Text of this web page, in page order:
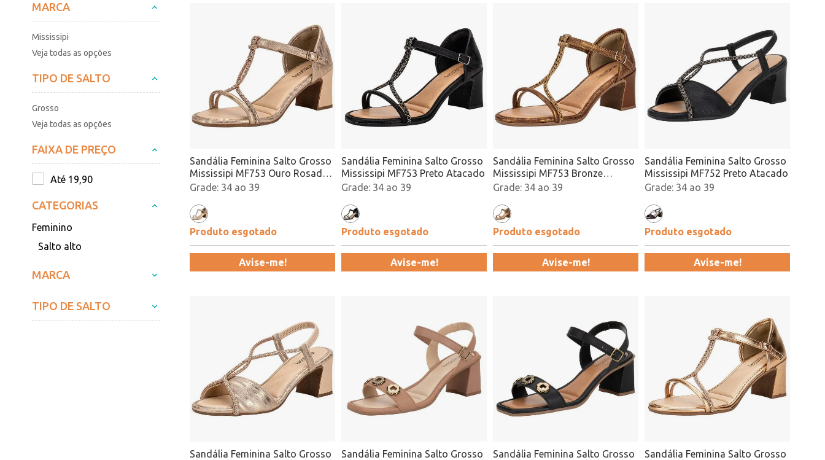
MARCA
Mississipi
Veja todas as opções
TIPO DE SALTO
Grosso
Veja todas as opções
FAIXA DE PREÇO
Até 19,90
CATEGORIAS
Feminino
Salto alto
MARCA
TIPO DE SALTO
Sandália Feminina Salto Grosso
Mississipi MF753 Ouro Rosado
Atacado34 ao 39
Produto esgotado
Avise-me!
Sandália Feminina Salto Grosso
Mississipi MF753 Preto Atacado
34 ao 39
Produto esgotado
Avise-me!
Sandália Feminina Salto Grosso
Mississipi MF753 Bronze
Atacado34 ao 39
Produto esgotado
Avise-me!
Sandália Feminina Salto Grosso
Mississipi MF752 Preto Atacado
34 ao 39
Produto esgotado
Avise-me!
Sandália Feminina Salto Grosso
Sandália Feminina Salto Grosso
Sandália Feminina Salto Grosso
Sandália Feminina Salto Grosso